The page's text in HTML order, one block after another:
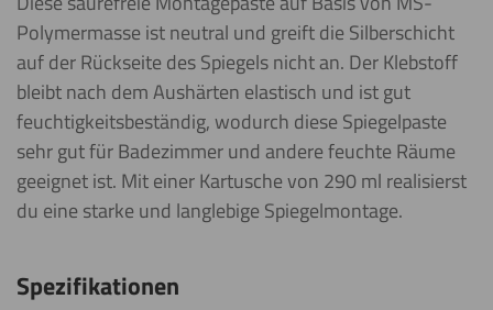
Polymermasse ist neutral und greift die Silberschicht
auf der Rückseite des Spiegels nicht an. Der Klebstoff
bleibt nach dem Aushärten elastisch und ist gut
feuchtigkeitsbeständig, wodurch diese Spiegelpaste
sehr gut für Badezimmer und andere feuchte Räume
geeignet ist. Mit einer Kartusche von 290 ml realisierst
du eine starke und langlebige Spiegelmontage.
Spezifikationen